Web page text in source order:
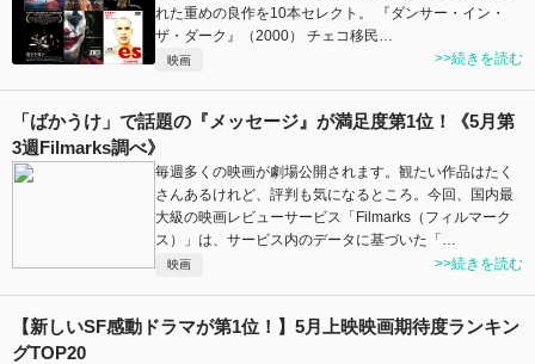
れた重めの良作を10本セレクト。 『ダンサー・イン・
ザ・ダーク』（2000） チェコ移民…
映画 >>続きを読む
「ばかうけ」で話題の『メッセージ』が満足度第1位！《5月第
3週Filmarks調べ》
毎週多くの映画が劇場公開されます。観たい作品はたく
さんあるけれど、評判も気になるところ。今回、国内最
大級の映画レビューサービス「Filmarks（フィルマーク
ス）」は、サービス内のデータに基づいた「…
映画 >>続きを読む
【新しいSF感動ドラマが第1位！】5月上映映画期待度ランキン
グTOP20